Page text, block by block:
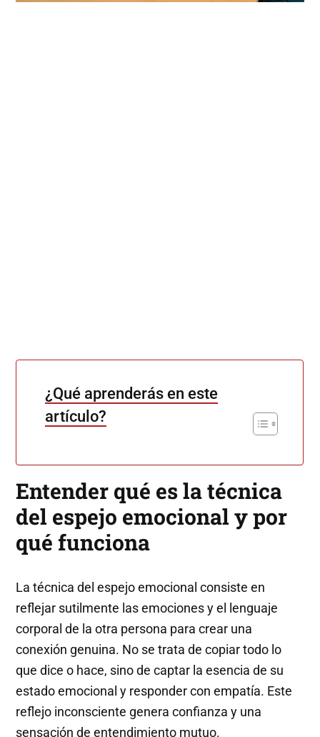
¿Qué aprenderás en este
artículo?
Entender qué es la técnica
del espejo emocional y por
qué funciona
La técnica del espejo emocional consiste en
reflejar sutilmente las emociones y el lenguaje
corporal de la otra persona para crear una
conexión genuina. No se trata de copiar todo lo
que dice o hace, sino de captar la esencia de su
estado emocional y responder con empatía. Este
reflejo inconsciente genera confianza y una
sensación de entendimiento mutuo.